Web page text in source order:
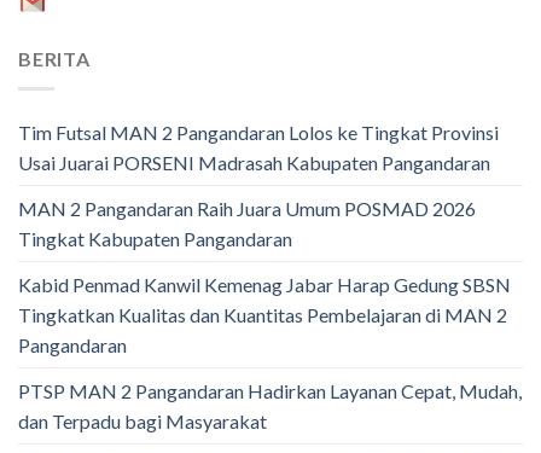
BERITA
Tim Futsal MAN 2 Pangandaran Lolos ke Tingkat Provinsi
Usai Juarai PORSENI Madrasah Kabupaten Pangandaran
MAN 2 Pangandaran Raih Juara Umum POSMAD 2026
Tingkat Kabupaten Pangandaran
Kabid Penmad Kanwil Kemenag Jabar Harap Gedung SBSN
Tingkatkan Kualitas dan Kuantitas Pembelajaran di MAN 2
Pangandaran
PTSP MAN 2 Pangandaran Hadirkan Layanan Cepat, Mudah,
dan Terpadu bagi Masyarakat